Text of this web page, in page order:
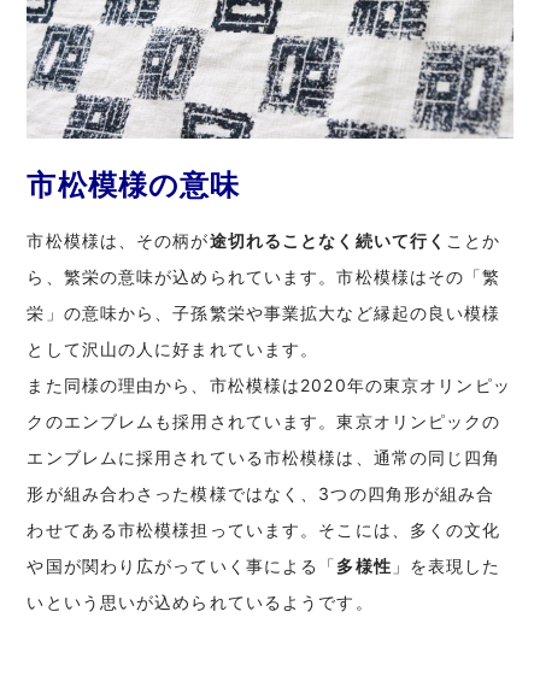
市松模様の意味
市松模様は、その柄が途切れることなく続いて行く ことか
ら、繁栄の意味が込められています。市松模様はその「繁
栄」の意味から、子孫繁栄や事業拡大など縁起の良い模様
として沢山の人に好まれています。
また同様の理由から、市松模様は2020年の東京オリンピッ
クのエンブレムも採用されています。東京オリンピックの
エンブレムに採用されている市松模様は、通常の同じ四角
形が組み合わさった模様ではなく、3つの四角形が組み合
わせてある市松模様担っています。そこには、多くの文化
や国が関わり広がっていく事による「多様性 」を表現した
いという思いが込められているようです。